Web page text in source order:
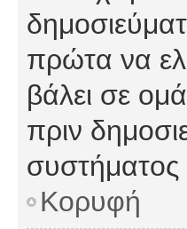
πρώτα να
βάλει σε
πριν
συστήματος
Κορυφή